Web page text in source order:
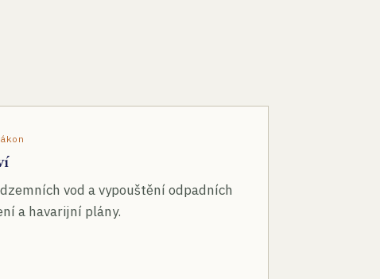
vod a vypouštění odpadních
a havarijní plány.